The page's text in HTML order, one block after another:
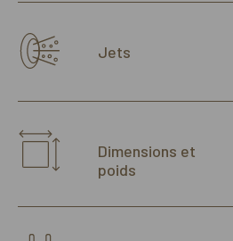
Jets
Dimensions et
poids